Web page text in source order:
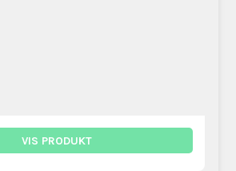
VIS PRODUKT